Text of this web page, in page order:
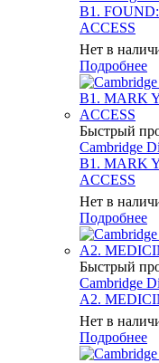
B1.
ACCESS
Нет в
Подробнее
Быстрый
Cambridge
B1. MARK
ACCESS
Нет в
Подробнее
Быстрый
Cambridge
A2.
Нет в
Подробнее